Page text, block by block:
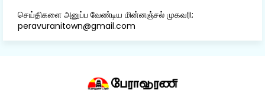
செய்திகளை அனுப்ப வேண்டிய மின்னஞ்சல் முகவரி:
peravuranitown@gmail.com